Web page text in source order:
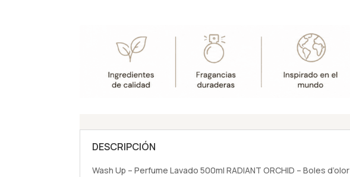
DESCRIPCIÓN
Wash Up – Perfume Lavado 500ml RADIANT ORCHID – Boles d’olor